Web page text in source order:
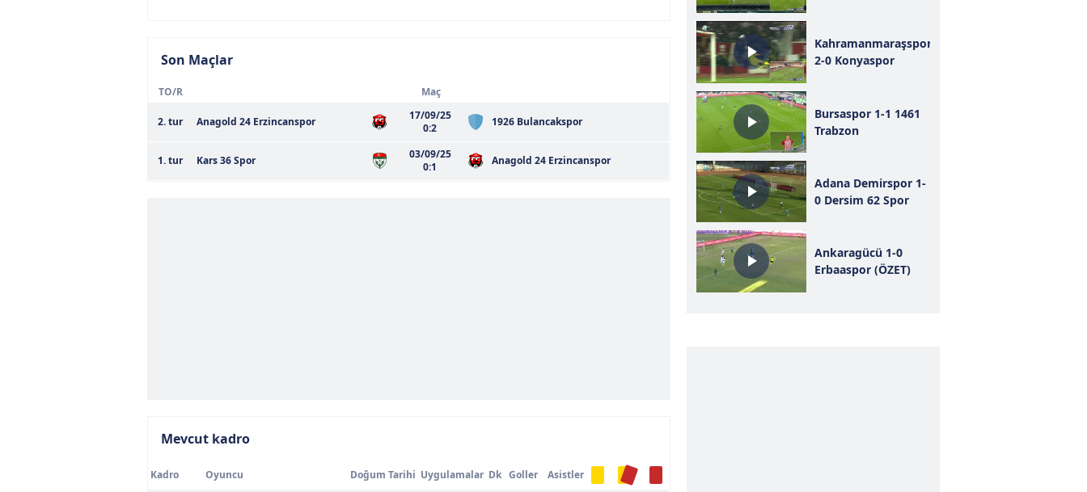
Son Maçlar
TO/R Maç
2. tur Anagold 24 Erzincanspor
17/09/25
0:2
1926 Bulancakspor
1. tur Kars 36 Spor
03/09/25
0:1
Anagold 24 Erzincanspor
Mevcut kadro
Kadro Oyuncu Doğum Tarihi Uygulamalar Dk Goller Asistler
Kahramanmaraşspor
2-0 Konyaspor
Bursaspor 1-1 1461
Trabzon
Adana Demirspor 1-
0 Dersim 62 Spor
Ankaragücü 1-0
Erbaaspor (ÖZET)